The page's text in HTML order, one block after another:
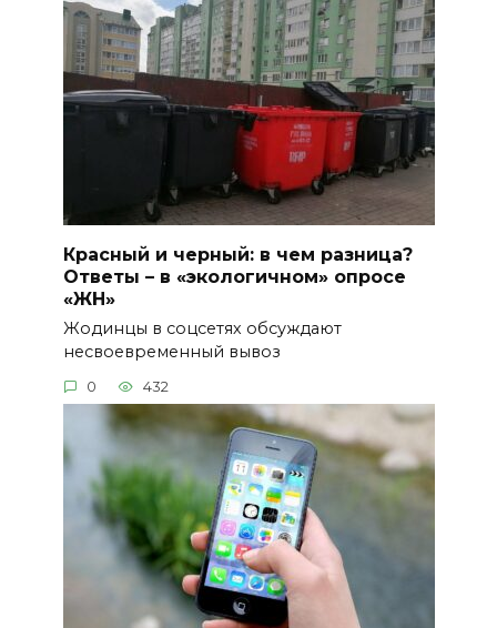
Красный и черный: в чем разница?
Ответы – в «экологичном» опросе
«ЖН»
Жодинцы в соцсетях обсуждают
несвоевременный вывоз
0 432